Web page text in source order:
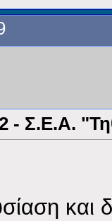
- Σ.Ε.Α.
και